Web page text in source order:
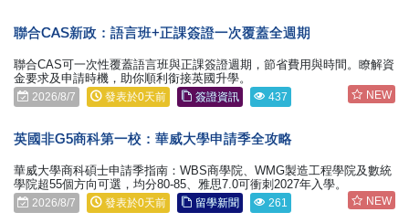
聯合CAS新政：語言班+正課簽證一次覆蓋全週期
聯合CAS可一次性覆蓋語言班與正課簽證週期，節省費用與時間。瞭解資
金要求及申請時機，助你順利銜接英國升學。
2026/8/7 發表於0天前 簽證資訊 437 NEW
英國非G5商科第一校：華威大學申請季全攻略
華威大學商科碩士申請季指南：WBS商學院、WMG製造工程學院及數統
學院超55個方向可選，均分80-85、雅思7.0可衝刺2027年入學。
2026/8/7 發表於0天前 留學新聞 261 NEW